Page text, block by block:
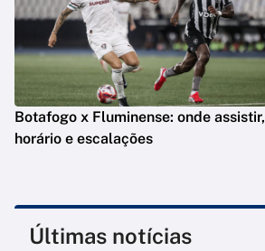
Botafogo x Fluminense: onde assistir,
horário e escalações
Últimas notícias